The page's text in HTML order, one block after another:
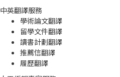
中英翻譯服務
學術論文翻譯
留學文件翻譯
讀書計劃翻譯
推薦信翻譯
履歷翻譯